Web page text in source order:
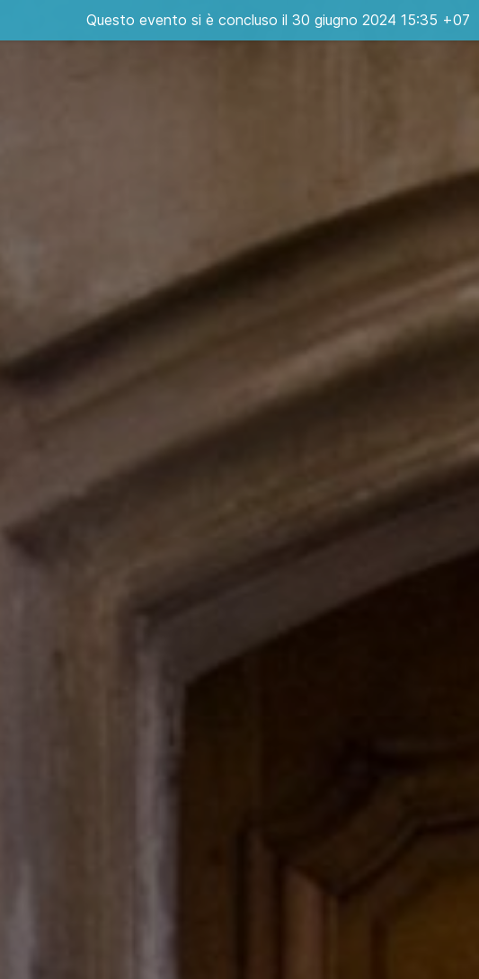
Questo evento si è concluso il 30 giugno 2024 15:35 +07